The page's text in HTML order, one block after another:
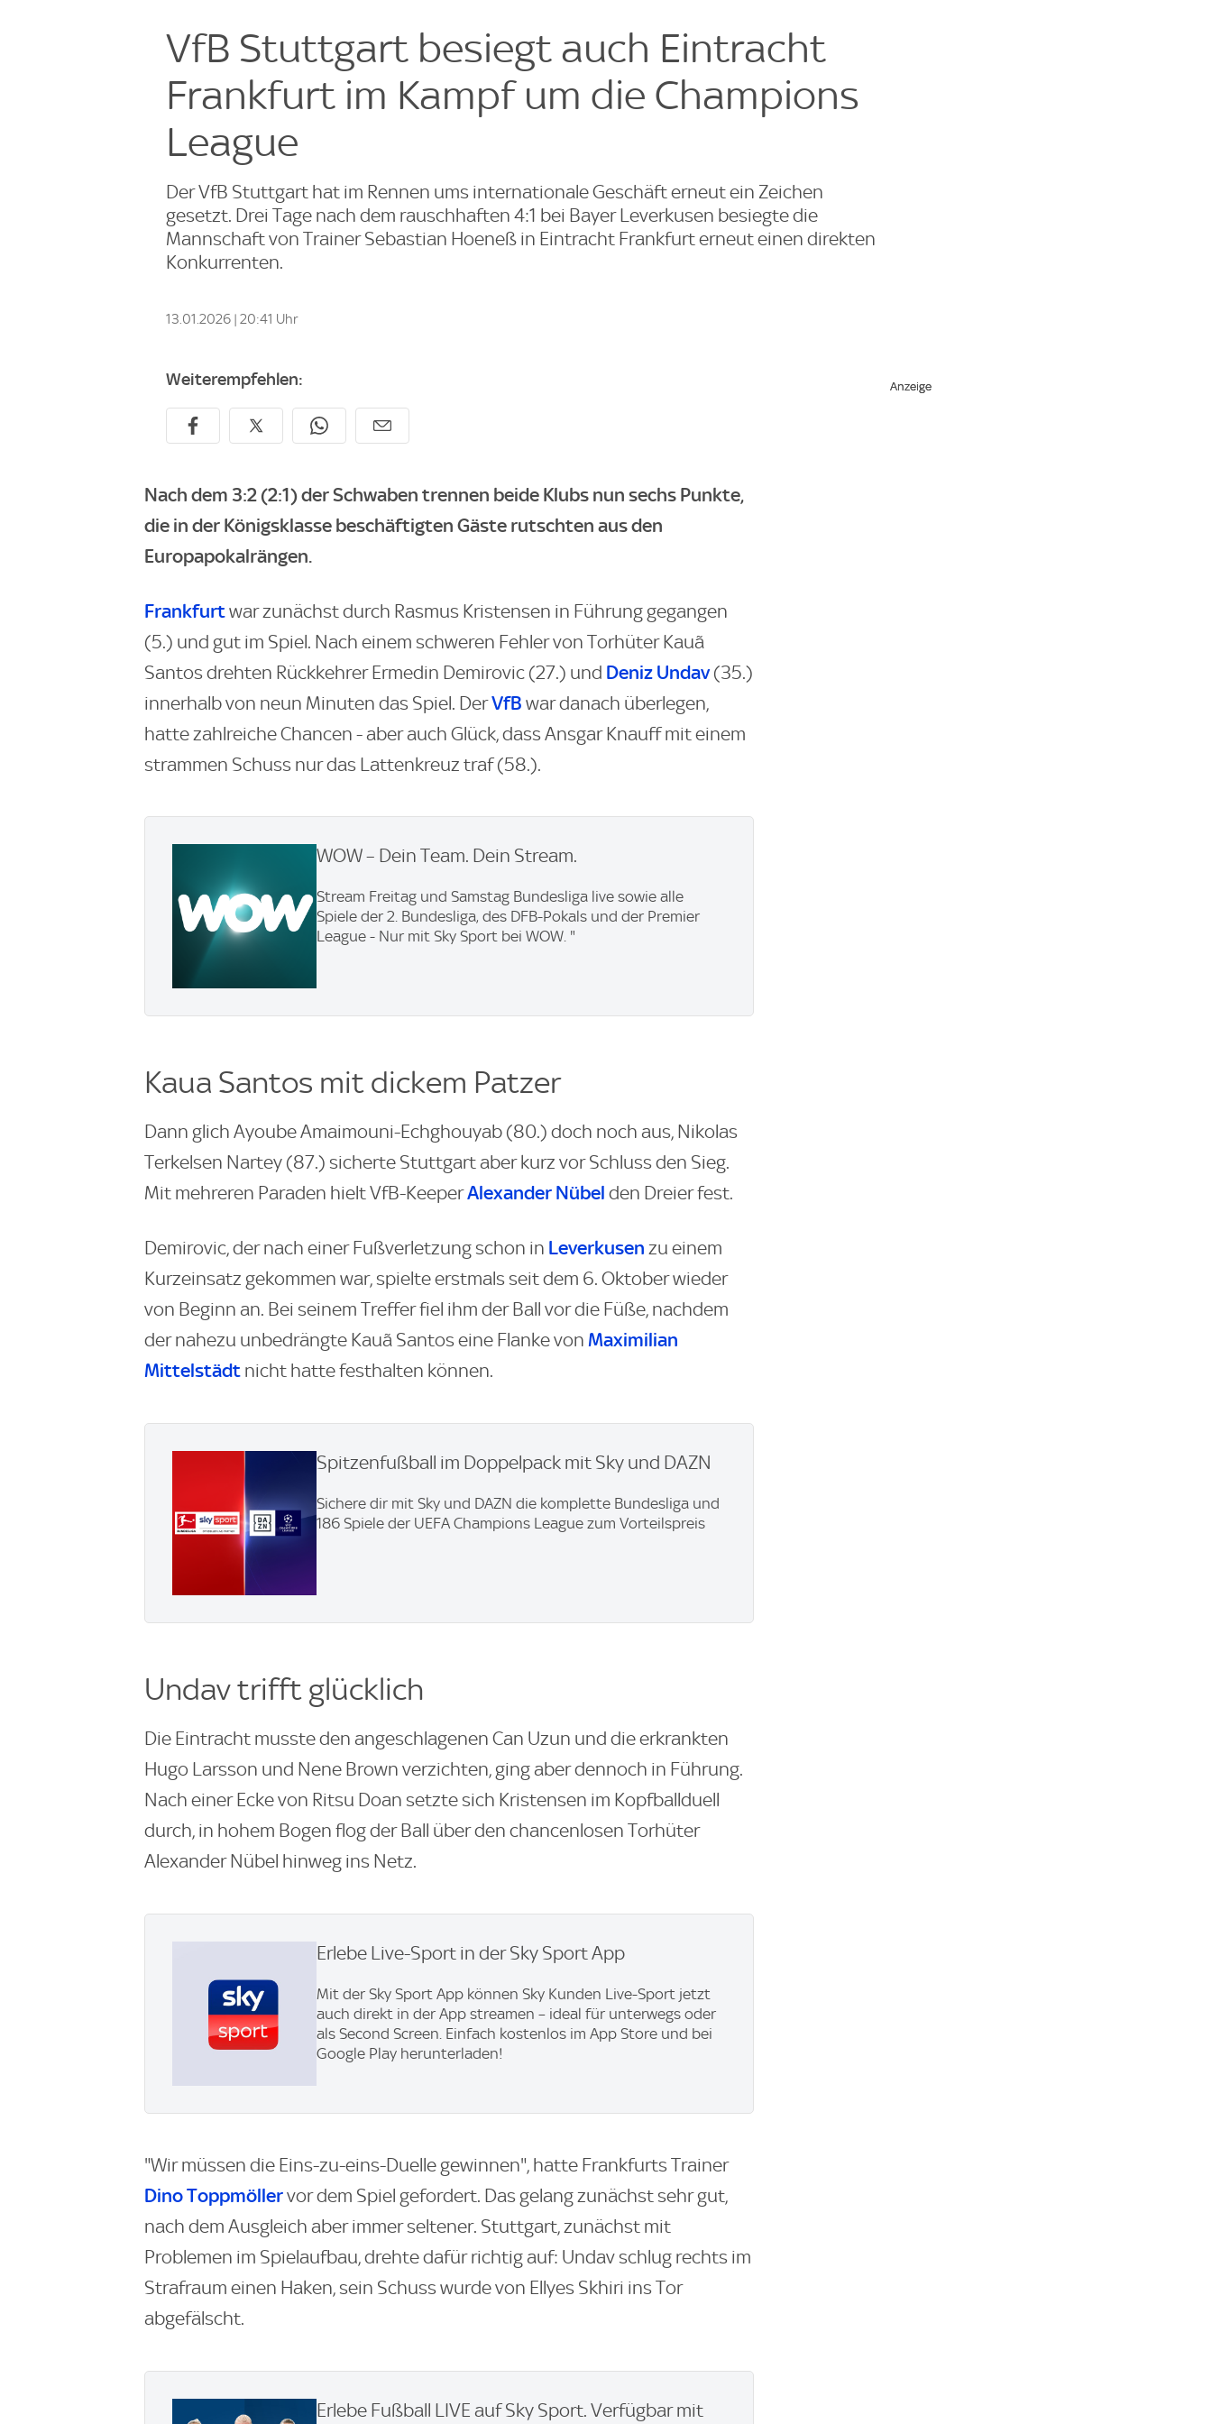
VfB Stuttgart besiegt auch Eintracht
Frankfurt im Kampf um die Champions
League
Der VfB Stuttgart hat im Rennen ums internationale Geschäft erneut ein Zeichen
gesetzt. Drei Tage nach dem rauschhaften 4:1 bei Bayer Leverkusen besiegte die
Mannschaft von Trainer Sebastian Hoeneß in Eintracht Frankfurt erneut einen direkten
Konkurrenten.
13.01.2026 | 20:41 Uhr
Weiterempfehlen:
Nach dem 3:2 (2:1) der Schwaben trennen beide Klubs nun sechs Punkte,
die in der Königsklasse beschäftigten Gäste rutschten aus den
Europapokalrängen.
Frankfurtwar zunächst durch Rasmus Kristensen in Führung gegangen
(5.) und gut im Spiel. Nach einem schweren Fehler von Torhüter Kauã
Santos drehten Rückkehrer Ermedin Demirovic (27.) und Deniz Undav(35.)
innerhalb von neun Minuten das Spiel. DerVfB war danach überlegen,
hatte zahlreiche Chancen - aber auch Glück, dass Ansgar Knauff mit einem
strammen Schuss nur das Lattenkreuz traf (58.).
WOW – Dein Team. Dein Stream.
Stream Freitag und Samstag Bundesliga live sowie alle
Spiele der 2. Bundesliga, des DFB-Pokals und der Premier
League - Nur mit Sky Sport bei WOW. "
Kaua Santos mit dickem Patzer
Dann glich Ayoube Amaimouni-Echghouyab (80.) doch noch aus, Nikolas
Terkelsen Nartey (87.) sicherte Stuttgart aber kurz vor Schluss den Sieg.
Mit mehreren Paraden hielt VfB-KeeperAlexander Nübel den Dreier fest.
Demirovic, der nach einer Fußverletzung schon in Leverkusen zu einem
Kurzeinsatz gekommen war, spielte erstmals seit dem 6. Oktober wieder
von Beginn an. Bei seinem Treffer fiel ihm der Ball vor die Füße, nachdem
der nahezu unbedrängte Kauã Santos eine Flanke von Maximilian
Mittelstädt nicht hatte festhalten können.
Spitzenfußball im Doppelpack mit Sky und DAZN
Sichere dir mit Sky und DAZN die komplette Bundesliga und
186 Spiele der UEFA Champions League zum Vorteilspreis
Undav trifft glücklich
Die Eintracht musste den angeschlagenen Can Uzun und die erkrankten
Hugo Larsson und Nene Brown verzichten, ging aber dennoch in Führung.
Nach einer Ecke von Ritsu Doan setzte sich Kristensen im Kopfballduell
durch, in hohem Bogen flog der Ball über den chancenlosen Torhüter
Alexander Nübel hinweg ins Netz.
Erlebe Live-Sport in der Sky Sport App
Mit der Sky Sport App können Sky Kunden Live-Sport jetzt
auch direkt in der App streamen – ideal für unterwegs oder
als Second Screen. Einfach kostenlos im App Store und bei
Google Play herunterladen!
"Wir müssen die Eins-zu-eins-Duelle gewinnen", hatte Frankfurts Trainer
Dino Toppmöllervor dem Spiel gefordert. Das gelang zunächst sehr gut,
nach dem Ausgleich aber immer seltener. Stuttgart, zunächst mit
Problemen im Spielaufbau, drehte dafür richtig auf: Undav schlug rechts im
Strafraum einen Haken, sein Schuss wurde von Ellyes Skhiri ins Tor
abgefälscht.
Erlebe Fußball LIVE auf Sky Sport. Verfügbar mit